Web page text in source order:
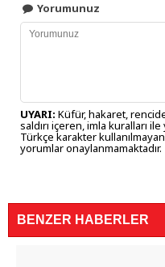
Yorumunuz
UYARI: Küfür, hakaret,
saldırı içeren, imla kuralları ile
Türkçe karakter
yorumlar onaylanmamaktadır.
BENZER HABERLER